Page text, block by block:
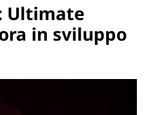
Ultimate
in sviluppo